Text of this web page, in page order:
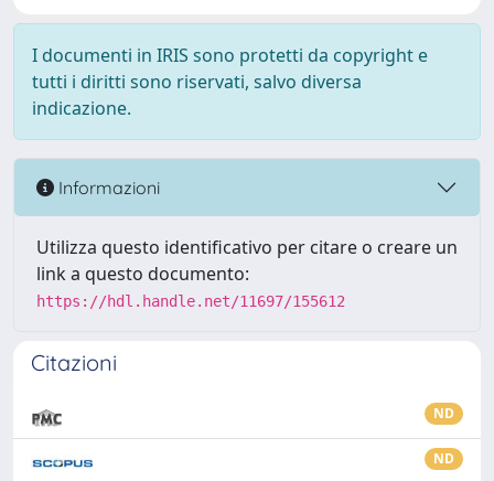
I documenti in IRIS sono protetti da copyright e
tutti i diritti sono riservati, salvo diversa
indicazione.
Informazioni
Utilizza questo identificativo per citare o creare un
link a questo documento:
https://hdl.handle.net/11697/155612
Citazioni
ND
ND